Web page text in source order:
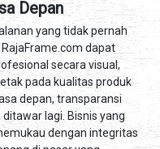
Depan
yang tidak pernah
dapat
secara visual,
pada kualitas produk
depan, transparansi
lagi. Bisnis yang
dengan integritas